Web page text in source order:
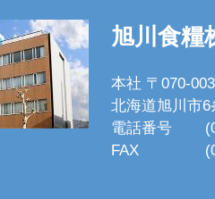
旭川食糧
本社 〒070-
北海道旭川市
電話番号
FAX